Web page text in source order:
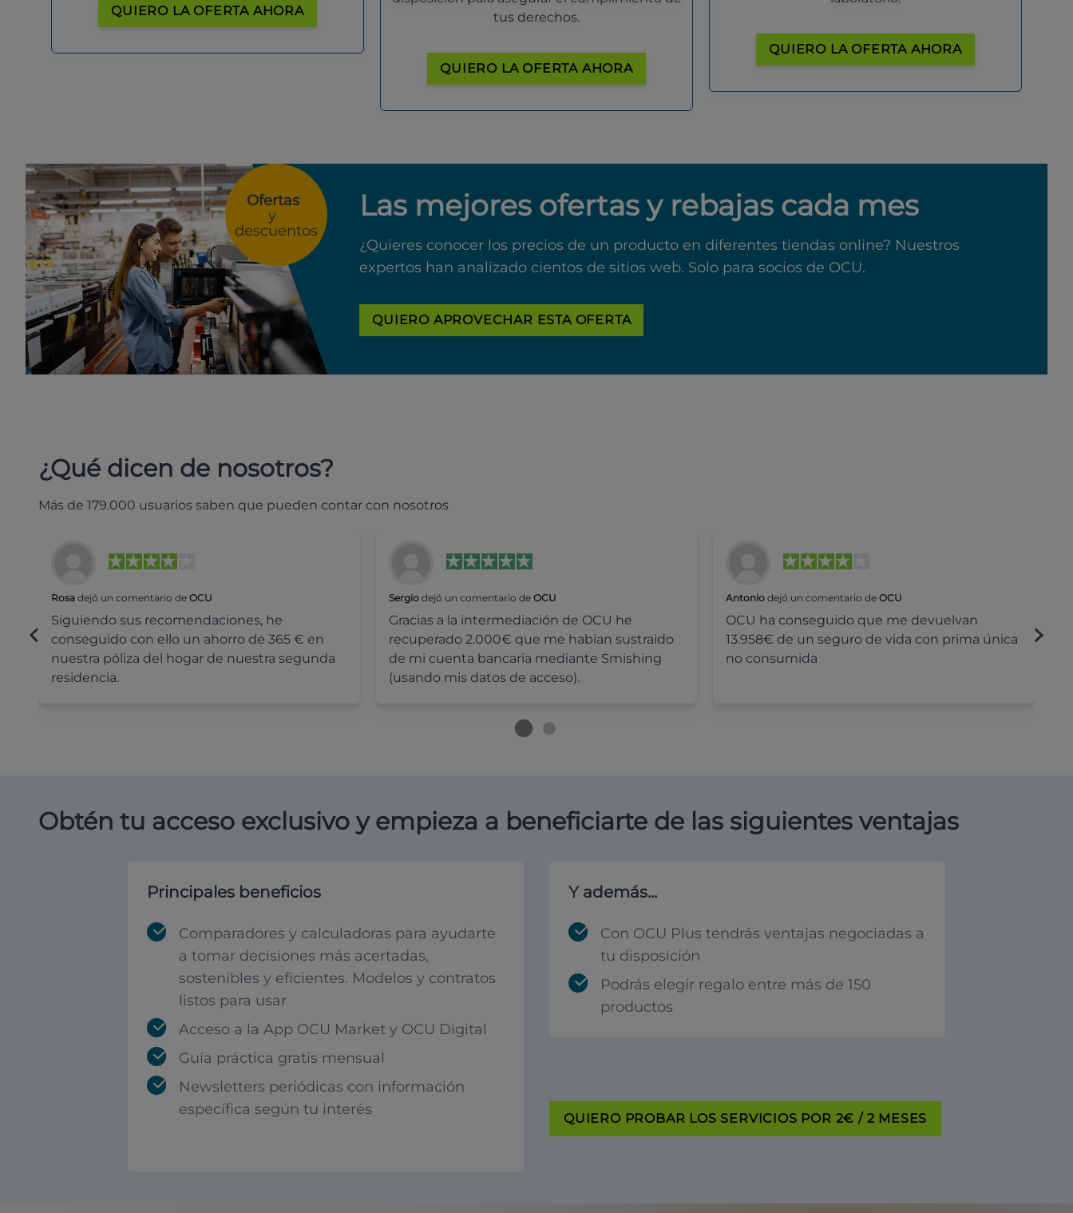
QUIERO LA OFERTA AHORA
tus derechos.
QUIERO LA OFERTA AHORA
QUIERO LA OFERTA AHORA
Ofertas
y
descuentos
Las mejores ofertas y rebajas cada mes
¿Quieres conocer los precios de un producto en diferentes tiendas online? Nuestros
expertos han analizado cientos de sitios web. Solo para socios de OCU.
QUIERO APROVECHAR ESTA OFERTA
¿Qué dicen de nosotros?
Más de 179.000 usuarios saben que pueden contar con nosotros
Rosa dejó un comentario de OCU
Siguiendo sus recomendaciones, he
conseguido con ello un ahorro de 365 € en
nuestra póliza del hogar de nuestra segunda
residencia.
Sergiodejó un comentario de OCU
Gracias a la intermediación de OCU he
recuperado 2.000€ que me habían sustraido
de mi cuenta bancaria mediante Smishing
(usando mis datos de acceso).
Antonio dejó un comentario deOCU
OCU ha conseguido que me devuelvan
13.958€ de un seguro de vida con prima única
no consumida
Obtén tu acceso exclusivo y empieza a beneficiarte de las siguientes ventajas
Principales beneficios
Comparadores y calculadoras para ayudarte
a tomar decisiones más acertadas,
sostenibles y eficientes. Modelos y contratos
listos para usar
Acceso a la App OCU Market y OCU Digital
Guía práctica gratis mensual
Newsletters periódicas con información
específica según tu interés
Y además...
Con OCU Plus tendrás ventajas negociadas a
tu disposición
Podrás elegir regalo entre más de 150
productos
QUIERO PROBAR LOS SERVICIOS POR 2€ / 2 MESES